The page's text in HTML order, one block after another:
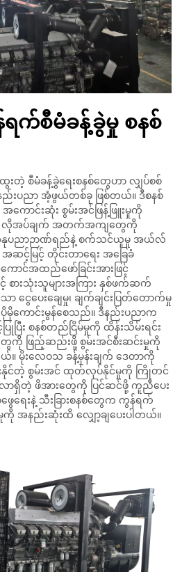
က်စီမံခန့်ခွဲမှု စနစ်
တဲ့ စီမံခန့်ခွဲရေးစနစ်တွေဟာ လျှပ်စစ်
နည်းပညာ အံ့ဖွယ်တစ်ခု ဖြစ်တယ်။ ဒီစနစ်
ောင်းဆုံး စွမ်းအင်ဖြန့်ဖြူးမှုကို
ညီ လိုအပ်ချက် အတက်အကျတွေကို
အနုပညာဉာဏ်ရည်နဲ့ စက်သင်ယူမှု အယ်လ်
င့်မြင့် တိုင်းတာရေး အခြေခံ
င်အထည်ဖော်ခြင်းအားဖြင့်
စားသုံးသူများအကြား နှစ်ဖက်ဆက်
ာ ငွေပေးချေမှု၊ ချက်ချင်းပြတ်တောက်မှု
ပိုမိုကောင်းမွန်စေသည်။ ဒီနည်းပညာက
ြုပြီး စနစ်တည်ငြိမ်မှုကို ထိန်းသိမ်းရင်း
ကို ဖြည့်ဆည်းဖို့ စွမ်းအင်စီးဆင်းမှုကို
မိုးလေဝသ ခန့်မှန်းချက် ဒေတာကို
းနိုင်တဲ့ စွမ်းအင် ထုတ်လုပ်နိုင်မှုကို ကြိုတင်
လာရှိတဲ့ ဖိအားတွေကို ပြင်ဆင်ဖို့ ကူညီပေး
ေရေးနဲ့ သီးခြားစနစ်တွေက ကွန်ရက်
အနည်းဆုံးထိ လျှော့ချပေးပါတယ်။